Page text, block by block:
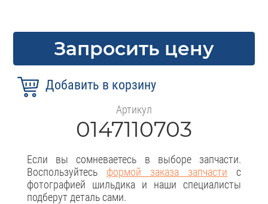
Запросить цену
Артикул
0147110703
Если вы сомневаетесь в выборе запчасти.
Воспользуйтесь формой заказа запчасти с
фотографией шильдика и наши специалисты
подберут деталь сами.